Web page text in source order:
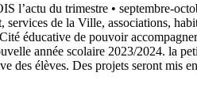
du trimestre • septembre-
services de la Ville, associations,
éducative de pouvoir
année scolaire 2023/2024. la
des élèves. Des projets seront